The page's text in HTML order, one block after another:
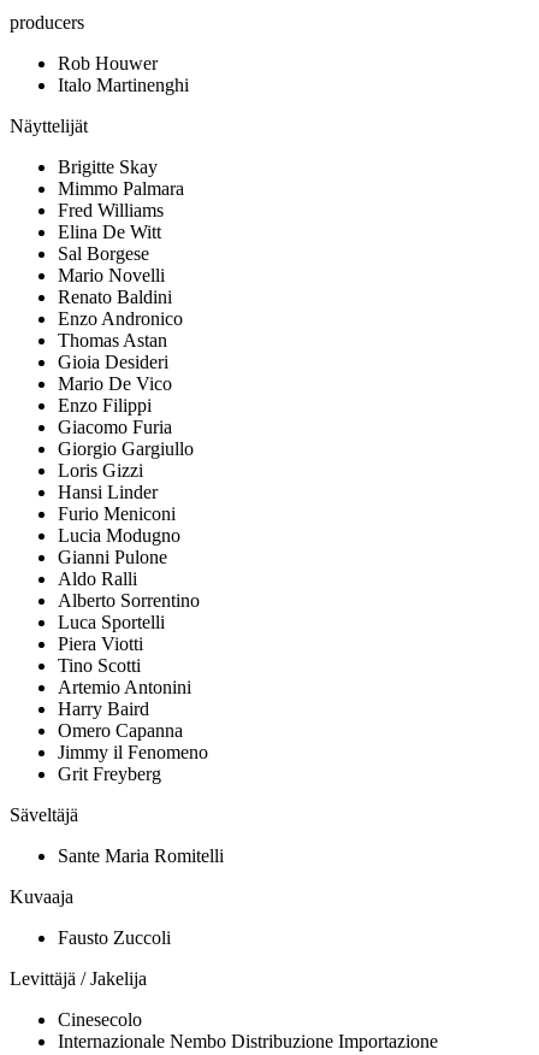
producers
Rob Houwer
Italo Martinenghi
Näyttelijät
Brigitte Skay
Mimmo Palmara
Fred Williams
Elina De Witt
Sal Borgese
Mario Novelli
Renato Baldini
Enzo Andronico
Thomas Astan
Gioia Desideri
Mario De Vico
Enzo Filippi
Giacomo Furia
Giorgio Gargiullo
Loris Gizzi
Hansi Linder
Furio Meniconi
Lucia Modugno
Gianni Pulone
Aldo Ralli
Alberto Sorrentino
Luca Sportelli
Piera Viotti
Tino Scotti
Artemio Antonini
Harry Baird
Omero Capanna
Jimmy il Fenomeno
Grit Freyberg
Säveltäjä
Sante Maria Romitelli
Kuvaaja
Fausto Zuccoli
Levittäjä / Jakelija
Cinesecolo
Internazionale Nembo Distribuzione Importazione